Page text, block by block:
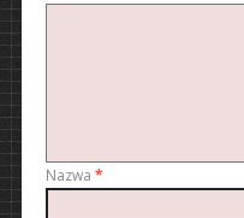
Nazwa *